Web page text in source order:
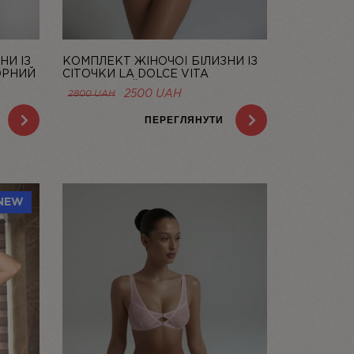
ІЗ
КОМПЛЕКТ ЖІНОЧОЇ БІЛИЗНИ ІЗ
СІТОЧКИ LA DOLCE VITA
ЛОСОСЕВИЙ | LINIYA
2800UAH
ОРИГІНАЛЬНА
2800 UAH.
2500 UAH
2500 UAH.
ПЕРЕГЛЯНУТИ